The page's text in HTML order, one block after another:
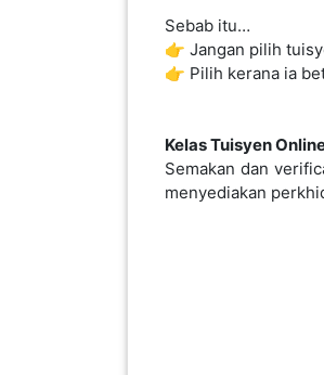
Sebab itu…
👉 Jangan pilih
👉 Pilih kerana ia
Kelas Tuisyen
Semakan dan
menyediakan